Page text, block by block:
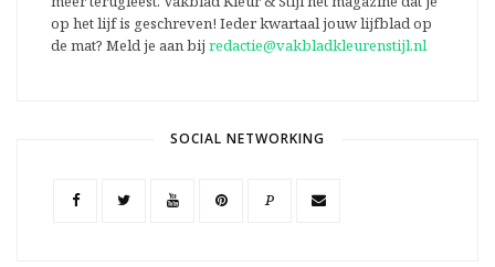
op het lijf is geschreven! Ieder kwartaal jouw lijfblad op
de mat? Meld je aan bij redactie@vakbladkleurenstijl.nl
SOCIAL NETWORKING
P